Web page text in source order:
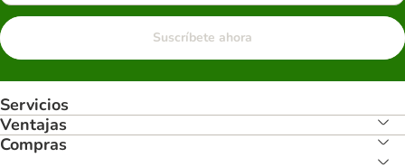
Suscríbete ahora
Servicios
Ventajas
Compras